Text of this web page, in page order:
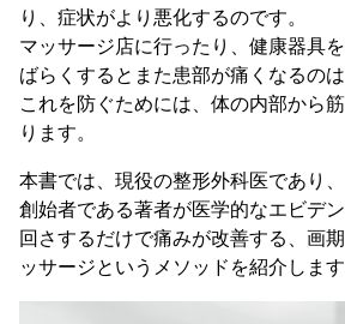
り、症状がより悪化するのです。
マッサージ店に行ったり、健康器具
ばらくするとまた患部が痛くなるのは
これを防ぐためには、体の内部から
ります。
本書では、現役の整形外科医であり
創始者である著者が医学的なエビデ
回さするだけで痛みが改善する、画
ッサージというメソッドを紹介します